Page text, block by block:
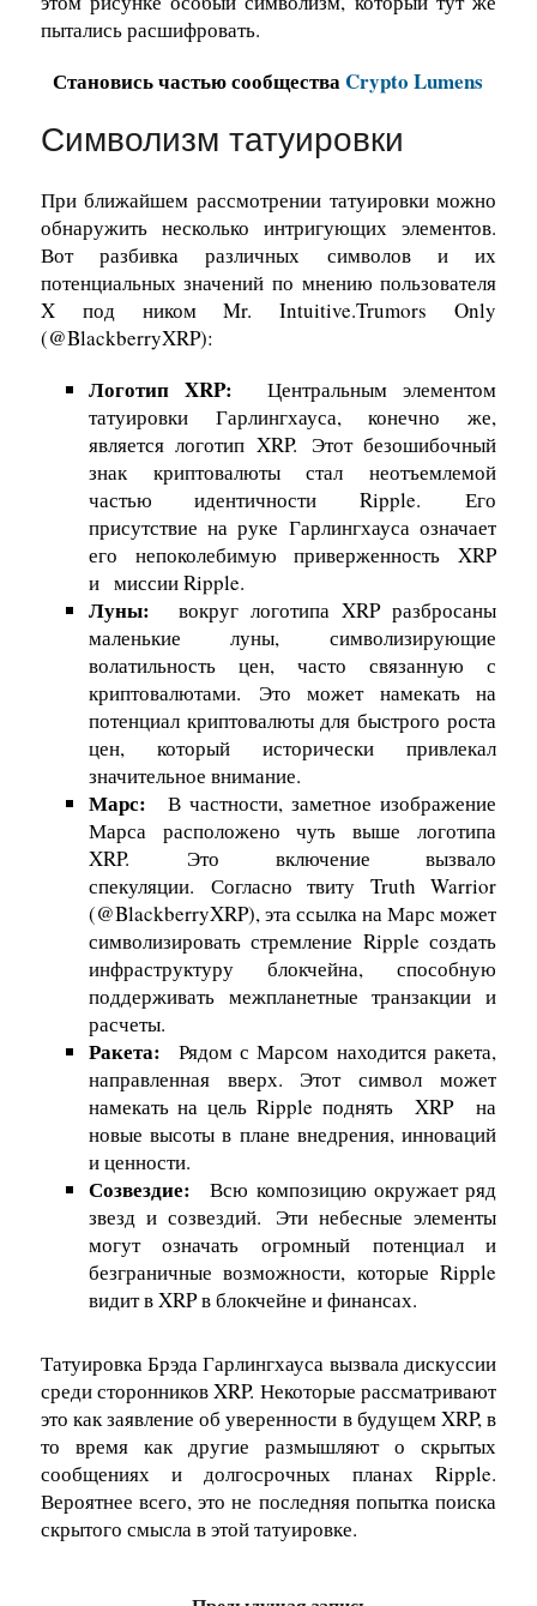
пытались расшифровать.
Становись частью сообществаCrypto Lumens
Символизм татуировки
При ближайшем рассмотрении татуировки можно
обнаружить несколько интригующих элементов.
Вот разбивка различных символов и их
потенциальных значений по мнению пользователя
X под никомMr. Intuitive.Trumors Only
(@BlackberryXRP):
Логотип XRP: Центральным элементом
татуировки Гарлингхауса, конечно же,
является логотип XRP. Этот безошибочный
знак криптовалюты стал неотъемлемой
частью идентичности Ripple. Его
присутствие на руке Гарлингхауса означает
его непоколебимую приверженность XRP
и миссии Ripple.
Луны: вокруг логотипа XRP разбросаны
маленькие луны, символизирующие
волатильность цен, часто связанную с
криптовалютами. Это может намекать на
потенциал криптовалюты для быстрого роста
цен, который исторически привлекал
значительное внимание.
Марс: В частности, заметное изображение
Марса расположено чуть выше логотипа
XRP. Это включение вызвало
спекуляции. Согласно твиту Truth Warrior
(@BlackberryXRP), эта ссылка на Марс может
символизировать стремление Ripple создать
инфраструктуру блокчейна, способную
поддерживать межпланетные транзакции и
расчеты.
Ракета: Рядом с Марсом находится ракета,
направленная вверх. Этот символ может
намекать на цель Ripple поднять XRPна
новые высоты в плане внедрения, инноваций
и ценности.
Созвездие: Всю композицию окружает ряд
звезд и созвездий. Эти небесные элементы
могут означать огромный потенциал и
безграничные возможности, которые Ripple
видит в XRP в блокчейне и финансах.
Татуировка Брэда Гарлингхауса вызвала дискуссии
среди сторонников XRP. Некоторые рассматривают
это как заявление об уверенности в будущем XRP, в
то время как другие размышляют о скрытых
сообщениях и долгосрочных планах Ripple.
Вероятнее всего, это не последняя попытка поиска
скрытого смысла в этой татуировке.